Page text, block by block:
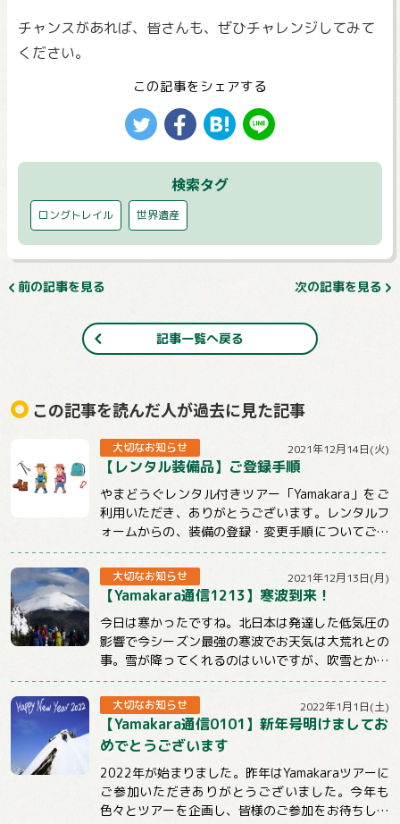
チャンスがあれば、皆さんも、ぜひチャレンジしてみて
ください。
この記事をシェアする
検索タグ
ロングトレイル 世界遺産
前の記事を見る 次の記事を見る
記事一覧へ戻る
この記事を読んだ人が過去に見た記事
大切なお知らせ 2021年12月14日(火)
【レンタル装備品】ご登録手順
やまどうぐレンタル付きツアー「Yamakara」をご
利用いただき、ありがとうございます。レンタルフ
ォームからの、装備の登録・変更手順についてご説
明させていただきます。【注意事項】★ツ...
大切なお知らせ 2021年12月13日(月)
【Yamakara通信1213】寒波到来！
今日は寒かったですね。北日本は発達した低気圧の
影響で今シーズン最強の寒波でお天気は大荒れとの
事。雪が降ってくれるのはいいですが、吹雪とかは
ちょっと。。。明日からも冷えるようですので山...
大切なお知らせ 2022年1月1日(土)
【Yamakara通信0101】新年号明けましてお
めでとうございます
2022年が始まりました。昨年はYamakaraツアーに
ご参加いただきありがとうございました。今年も
色々とツアーを企画し、皆様のご参加をお待ちして